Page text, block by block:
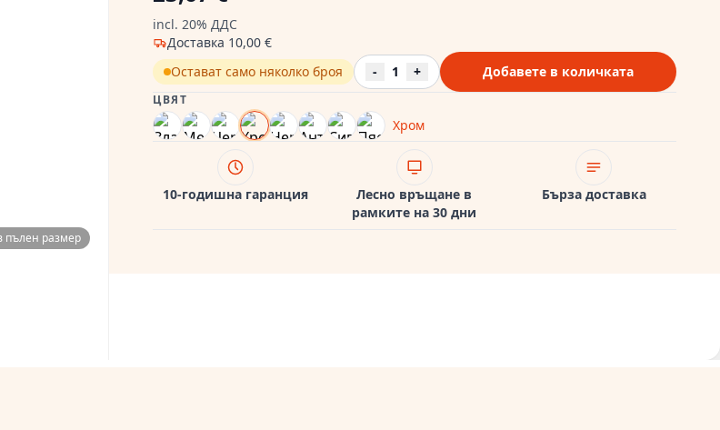
пълен размер
incl. 20% ДДС
Доставка 10,00 €
Остават само няколко броя
- 1 + Добавете в количката
ЦВЯТ
Хром
10-годишна гаранция
Лесно връщане в
рамките на 30 дни
Бърза доставка